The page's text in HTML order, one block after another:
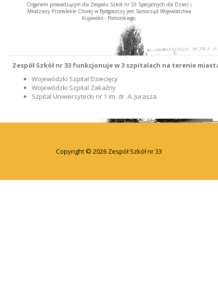
Organem prowadzącym dla Zespołu Szkół nr 33 Specjalnych dla Dzieci i
Młodzieży Przewlekle Chorej w Bydgoszczy jest Samorząd Województwa
Kujawsko - Pomorskiego.
Zespół Szkół nr 33 funkcjonuje w 3 szpitalach na terenie
Wojewódzki Szpital Dziecięcy
Wojewódzki Szpital Zakaźny
Szpital Uniwersytecki nr 1 im. dr. A. Jurasza
Copyright © 2026 Zespół Szkół nr 33